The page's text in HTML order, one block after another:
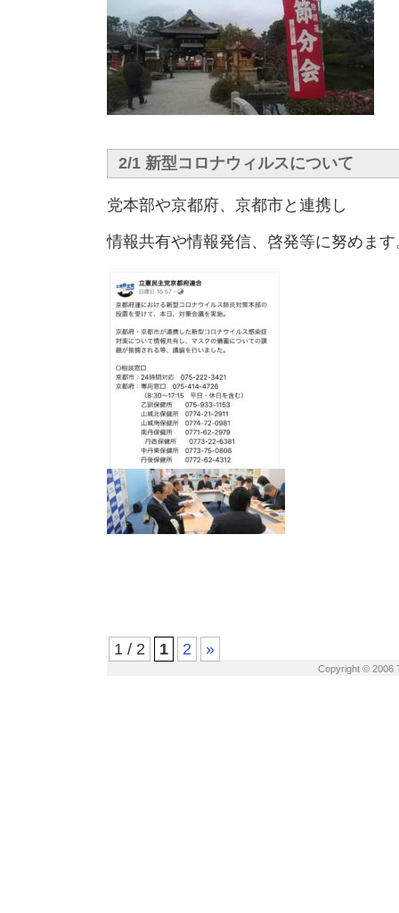
2/1 新型コロナウィルスについて
党本部や京都府、京都市と連携し
情報共有や情報発信、啓発等に努めます
1 / 2 1 2 »
Copyright © 2006